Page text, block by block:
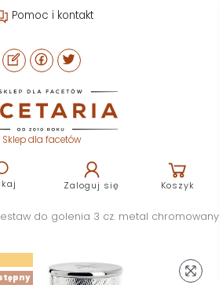
Pomoc i kontakt
Sklep dla facetów
Zaloguj się Koszyk
do golenia 3 cz. metal chromowany